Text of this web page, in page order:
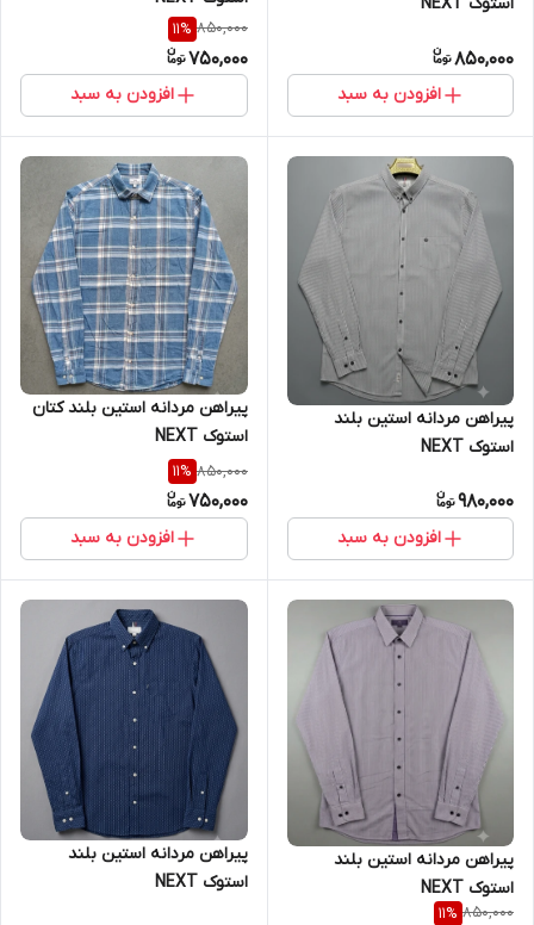
استوک NEXT
850,000
افزودن به سبد
850,000
11%
750,000
افزودن به سبد
پیراهن مردانه استین بلند
استوک NEXT
980,000
افزودن به سبد
پیراهن مردانه استین بلند کتان
استوک NEXT
850,000
11%
750,000
افزودن به سبد
پیراهن مردانه استین بلند
استوک NEXT
850,000
11%
پیراهن مردانه استین بلند
استوک NEXT